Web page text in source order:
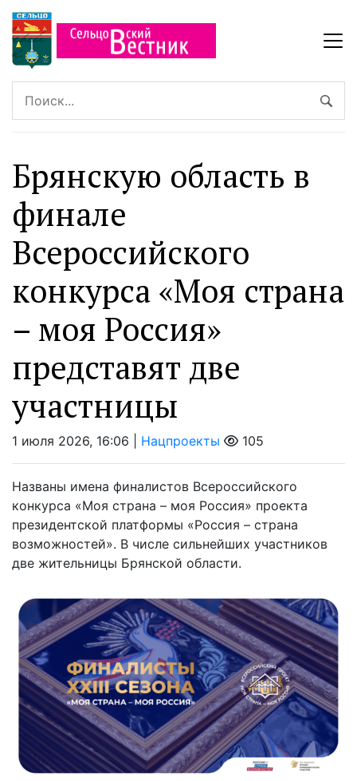
Брянскую область в
финале
Всероссийского
конкурса «Моя страна
– моя Россия»
представят две
участницы
1 июля 2026, 16:06 | Нацпроекты 105
Названы имена финалистов Всероссийского
конкурса «Моя страна – моя Россия» проекта
президентской платформы «Россия – страна
возможностей». В числе сильнейших участников
две жительницы Брянской области.